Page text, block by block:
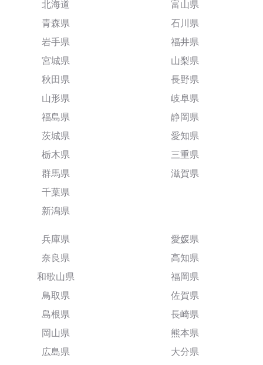
北海道
青森県
岩手県
宮城県
秋田県
山形県
福島県
茨城県
栃木県
群馬県
千葉県
新潟県
富山県
石川県
福井県
山梨県
長野県
岐阜県
静岡県
愛知県
三重県
滋賀県
兵庫県
奈良県
和歌山県
鳥取県
島根県
岡山県
広島県
愛媛県
高知県
福岡県
佐賀県
長崎県
熊本県
大分県